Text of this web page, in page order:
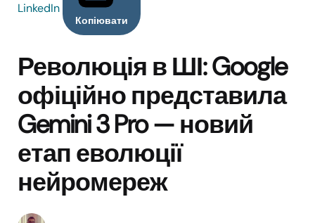
LinkedIn
Копіювати
Революція в ШІ: Google
офіційно представила
Gemini 3 Pro — новий
етап еволюції
нейромереж